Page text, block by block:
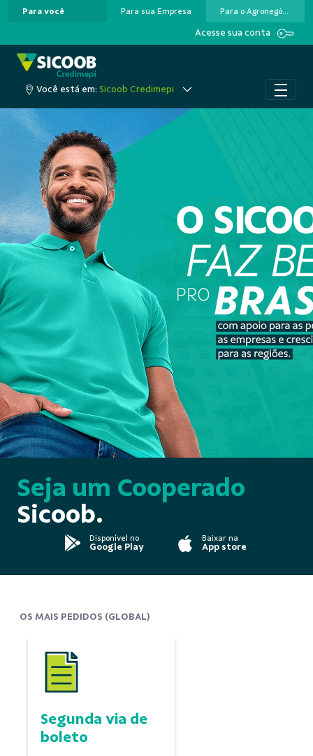
Pular para o Conteúdo principal
Para você Para sua Empresa Para o Agronegócio
Acesse sua conta
Você está em: Sicoob Credimepi
A cooperação que
Seja um Cooperado
Sicoob.
Disponível no
Google Play
Baixar na
App store
OS MAIS PEDIDOS (GLOBAL)
Segunda via de
boleto